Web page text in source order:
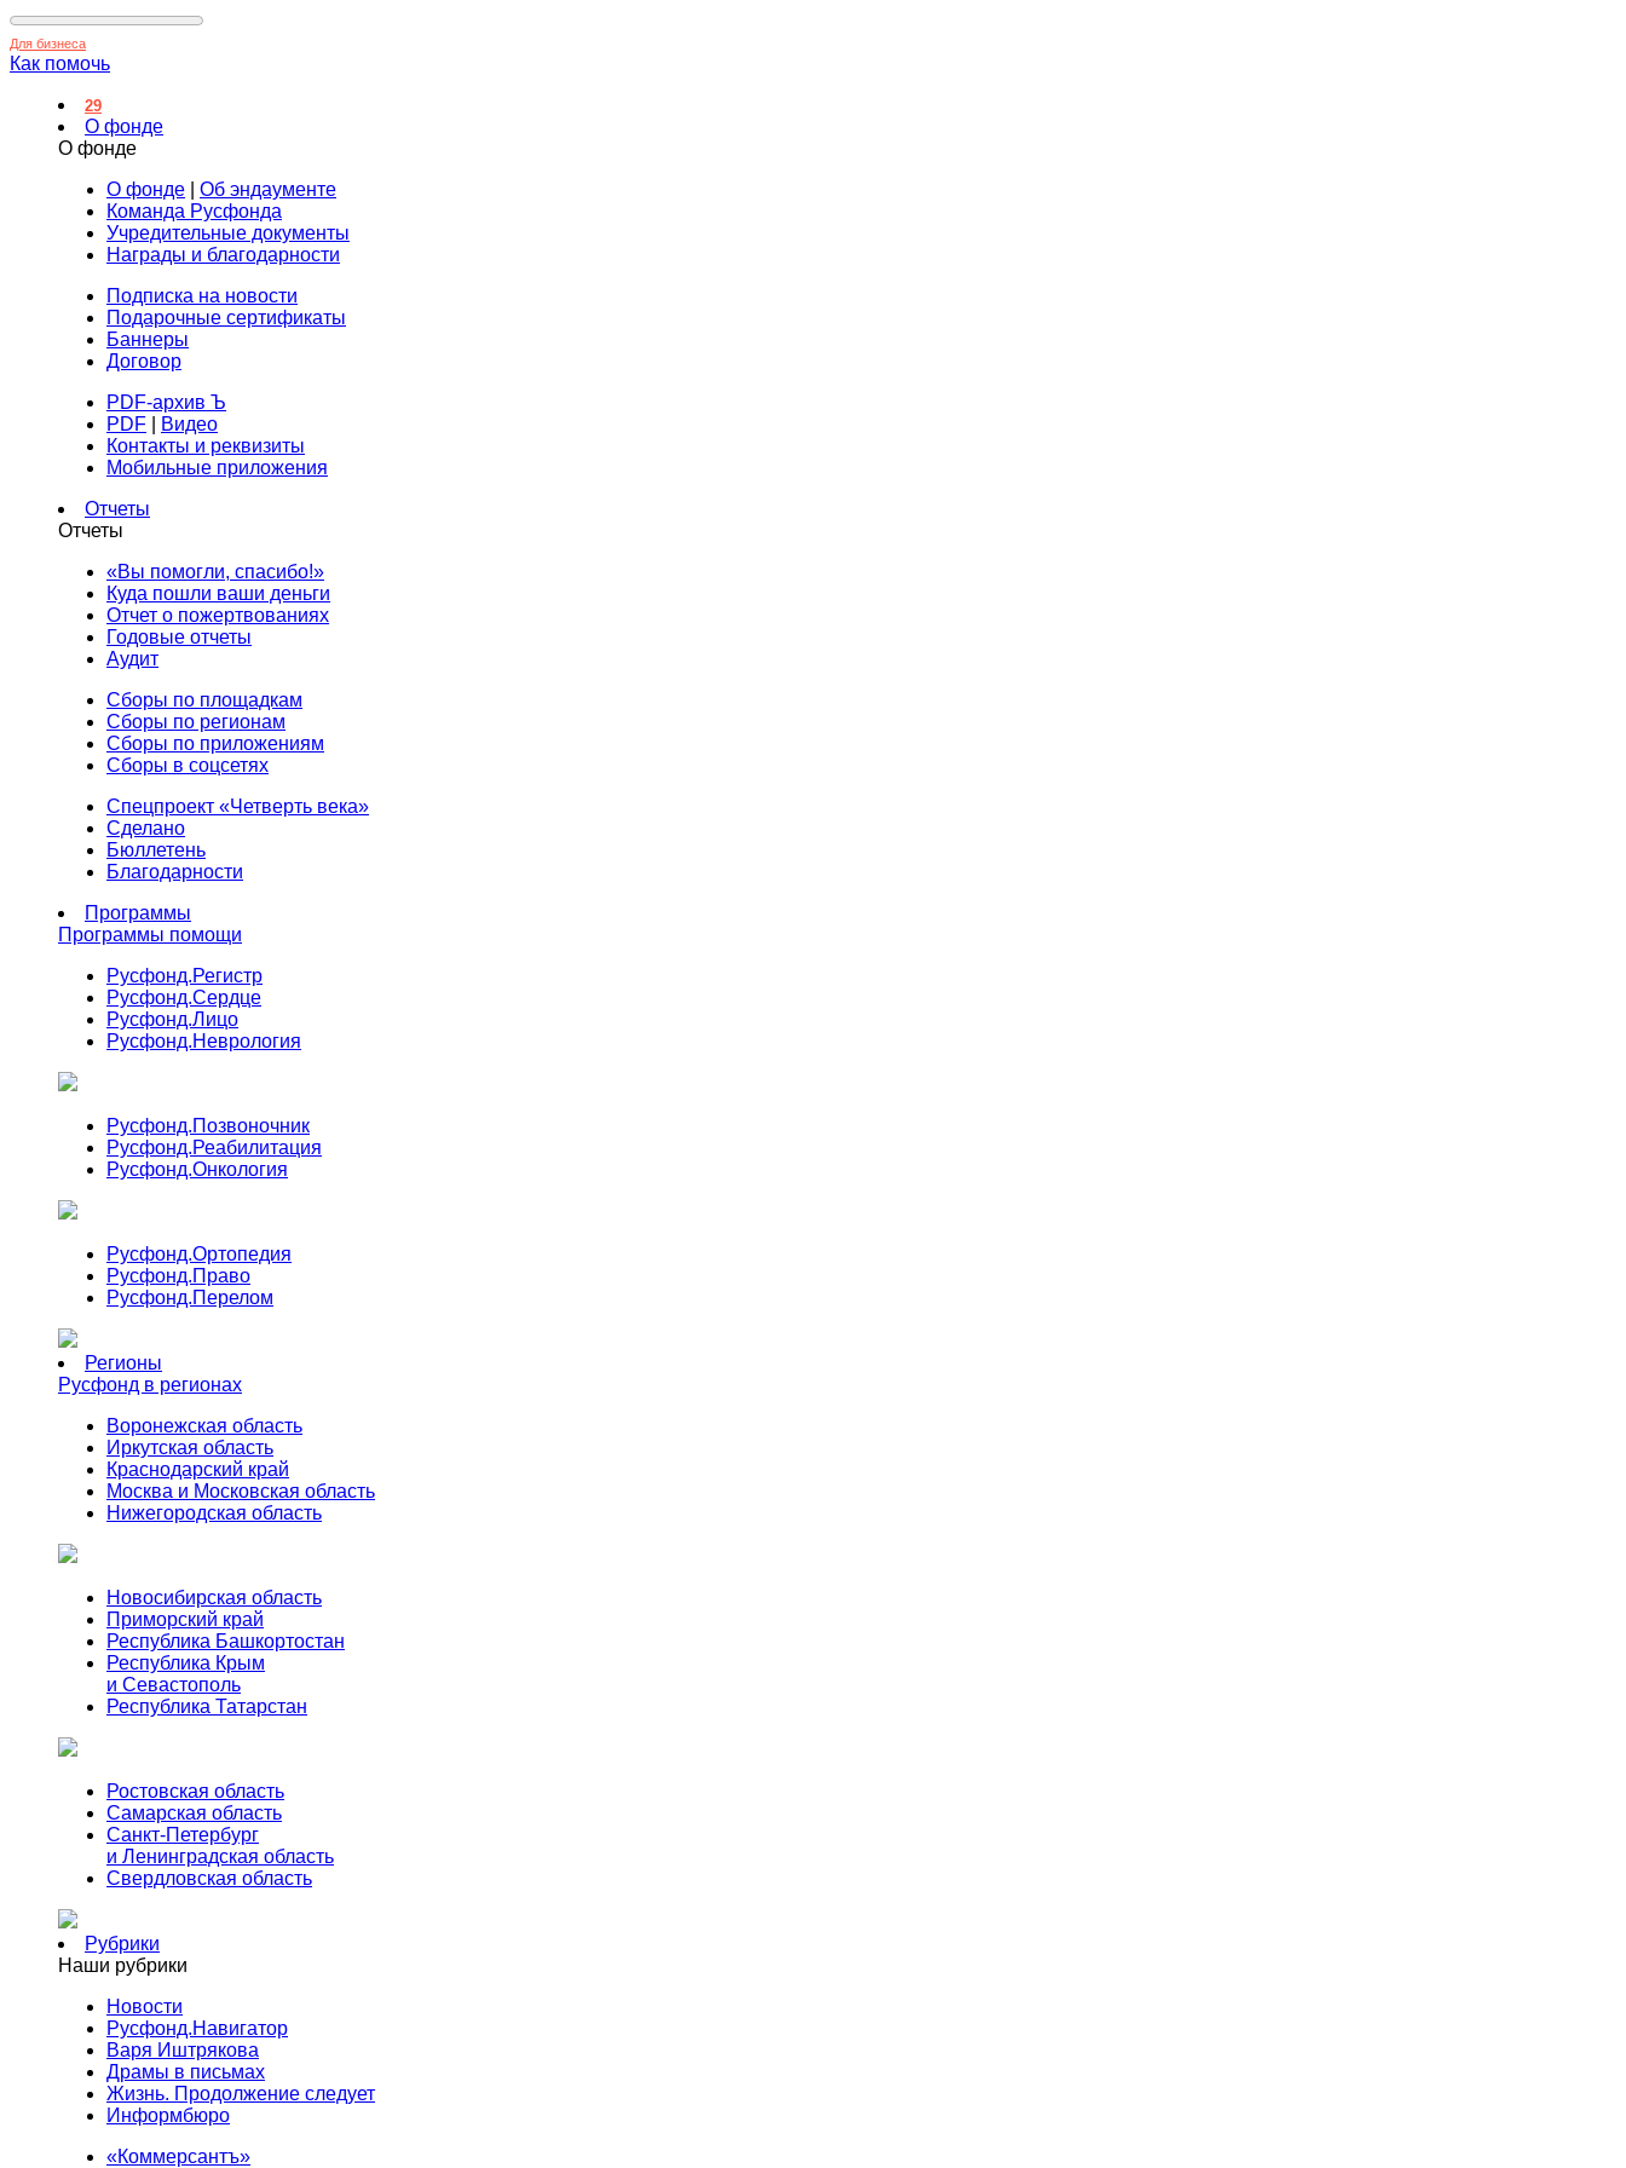
Для бизнеса
Как помочь
29
О фонде
О фонде
О фонде
Об эндаументе
Команда Русфонда
Учредительные документы
Награды и благодарности
Подписка на новости
Подарочные сертификаты
Баннеры
Договор
PDF-архив Ъ
PDF
Видео
Контакты и реквизиты
Мобильные приложения
Отчеты
Отчеты
«Вы помогли, спасибо!»
Куда пошли ваши деньги
Отчет о пожертвованиях
Годовые отчеты
Аудит
Сборы по площадкам
Сборы по регионам
Сборы по приложениям
Сборы в соцсетях
Спецпроект «Четверть века»
Сделано
Бюллетень
Благодарности
Программы
Программы помощи
Русфонд.Регистр
Русфонд.Сердце
Русфонд.Лицо
Русфонд.Неврология
Русфонд.Позвоночник
Русфонд.Реабилитация
Русфонд.Онкология
Русфонд.Ортопедия
Русфонд.Право
Русфонд.Перелом
Регионы
Русфонд в регионах
Воронежская область
Иркутская область
Краснодарский край
Москва и Московская область
Нижегородская область
Новосибирская область
Приморский край
Республика Башкортостан
Республика Крым
и Севастополь
Республика Татарстан
Ростовская область
Самарская область
Санкт-Петербург
и Ленинградская область
Свердловская область
Рубрики
Наши рубрики
Новости
Русфонд.Навигатор
Варя Иштрякова
Драмы в письмах
Жизнь. Продолжение следует
Информбюро
«Коммерсантъ»